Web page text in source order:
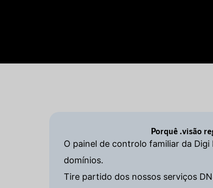
Porquê .visão
O painel de controlo familiar da
domínios.
Tire partido dos nossos serviços